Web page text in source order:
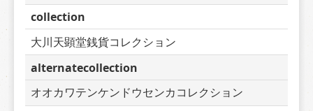
collection
大川天顕堂銭貨コレクション
alternatecollection
オオカワテンケンドウセンカコレクション